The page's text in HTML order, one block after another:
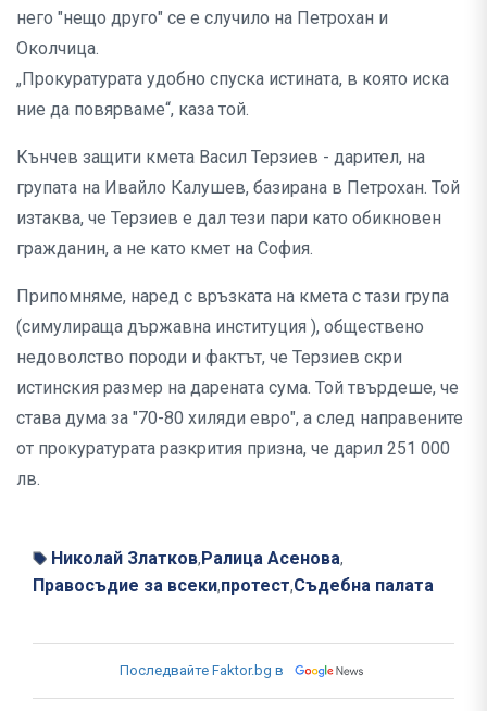
него "нещо друго" се е случило на Петрохан и
Околчица.
„Прокуратурата удобно спуска истината, в която иска
ние да повярваме“, каза той.
Кънчев защити кмета Васил Терзиев - дарител, на
групата на Ивайло Калушев, базирана в Петрохан. Той
изтаква, че Терзиев е дал тези пари като обикновен
гражданин, а не като кмет на София.
Припомняме, наред с връзката на кмета с тази група
(симулираща държавна институция ), обществено
недоволство породи и фактът, че Терзиев скри
истинския размер на дарената сума. Той твърдеше, че
става дума за "70-80 хиляди евро", а след направените
от прокуратурата разкрития призна, че дарил 251 000
лв.
Николай Златков, Ралица Асенова,
Правосъдие за всеки,протест,Съдебна палата
Последвайте Faktor.bg в